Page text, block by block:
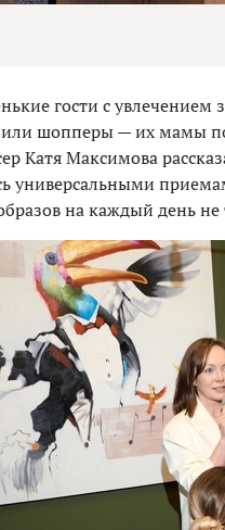
гости с увлечением
шопперы — их мамы
Катя Максимова
универсальными
на каждый день